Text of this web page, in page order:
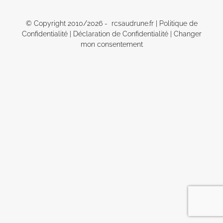
© Copyright 2010/2026 - rcsaudrune.fr |
Politique de
Confidentialité| Déclaration de Confidentialité| Changer
mon consentement